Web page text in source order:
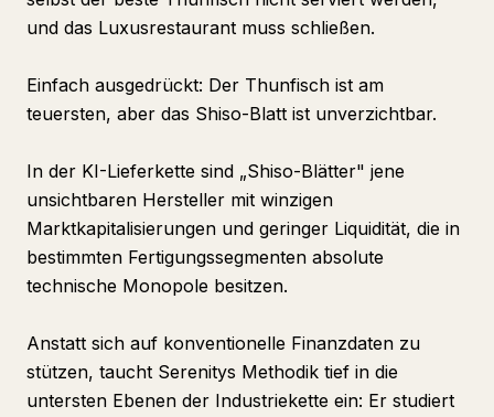
und das Luxusrestaurant muss schließen.
Einfach ausgedrückt: Der Thunfisch ist am
teuersten, aber das Shiso-Blatt ist unverzichtbar.
In der KI-Lieferkette sind „Shiso-Blätter" jene
unsichtbaren Hersteller mit winzigen
Marktkapitalisierungen und geringer Liquidität, die in
bestimmten Fertigungssegmenten absolute
technische Monopole besitzen.
Anstatt sich auf konventionelle Finanzdaten zu
stützen, taucht Serenitys Methodik tief in die
untersten Ebenen der Industriekette ein: Er studiert